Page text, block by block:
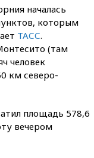
началась
которым
ТАСС.
(там
человек
км северо-
площадь 578,6
вечером